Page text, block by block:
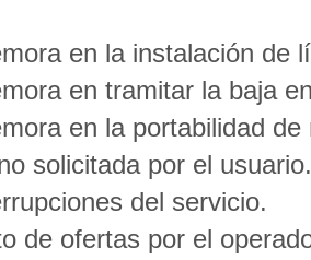
en la instalación de
en tramitar la baja
en la portabilidad
solicitada por el usuario.
del servicio.
de ofertas por el